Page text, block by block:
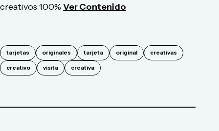
creativos 100% Ver Contenido
tarjetas originales tarjeta original creativas
creativo visita creativa